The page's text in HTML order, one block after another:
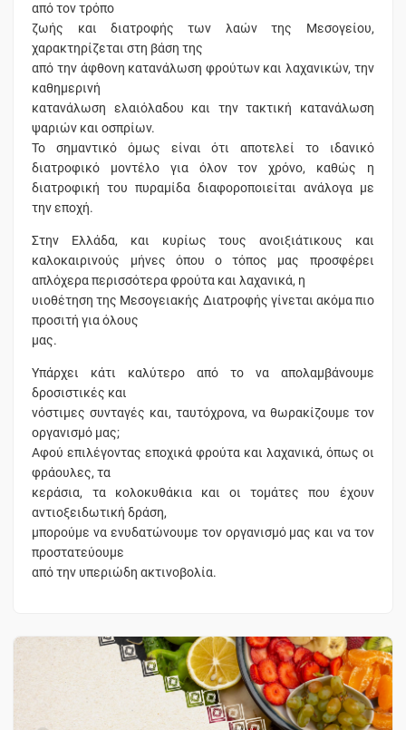
από τον τρόπο
ζωής και διατροφής των λαών της Μεσογείου,
χαρακτηρίζεται στη βάση της
από την άφθονη κατανάλωση φρούτων και λαχανικών, την
καθημερινή
κατανάλωση ελαιόλαδου και την τακτική κατανάλωση
ψαριών και οσπρίων.
Το σημαντικό όμως είναι ότι αποτελεί το ιδανικό
διατροφικό μοντέλο για όλον τον χρόνο, καθώς η
διατροφική του πυραμίδα διαφοροποιείται ανάλογα με
την εποχή.
Στην Ελλάδα, και κυρίως τους ανοιξιάτικους και
καλοκαιρινούς μήνες όπου ο τόπος μας προσφέρει
απλόχερα περισσότερα φρούτα και λαχανικά, η
υιοθέτηση της Μεσογειακής Διατροφής γίνεται ακόμα πιο
προσιτή για όλους
μας.
Υπάρχει κάτι καλύτερο από το να απολαμβάνουμε
δροσιστικές και
νόστιμες συνταγές και, ταυτόχρονα, να θωρακίζουμε τον
οργανισμό μας;
Αφού επιλέγοντας εποχικά φρούτα και λαχανικά, όπως οι
φράουλες, τα
κεράσια, τα κολοκυθάκια και οι τομάτες που έχουν
αντιοξειδωτική δράση,
μπορούμε να ενυδατώνουμε τον οργανισμό μας και να τον
προστατεύουμε
από την υπεριώδη ακτινοβολία.